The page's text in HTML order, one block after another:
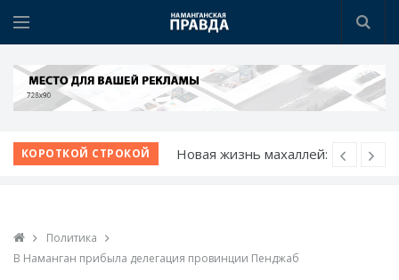
КОРОТКОЙ СТРОКОЙ
Новая жизнь махаллей:
возможностями
Политика
В Наманган прибыла делегация провинции Пенджаб